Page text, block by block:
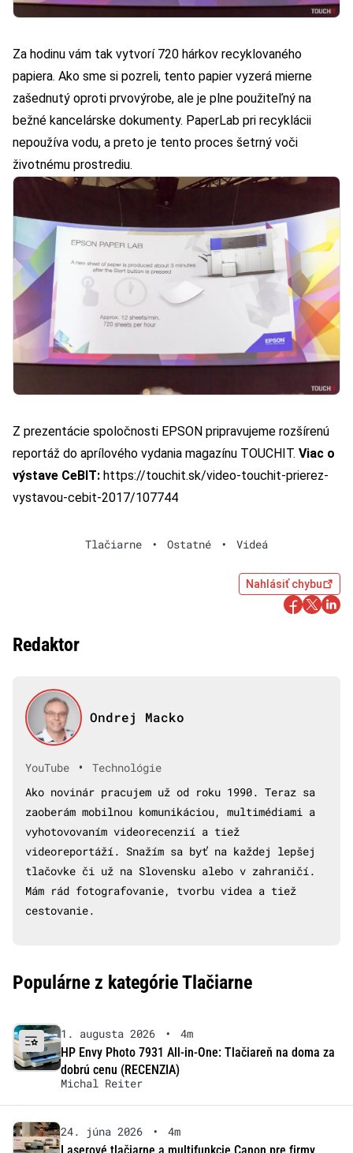
Za hodinu vám tak vytvorí 720 hárkov recyklovaného
papiera. Ako sme si pozreli, tento papier vyzerá mierne
zašednutý oproti prvovýrobe, ale je plne použiteľný na
bežné kancelárske dokumenty. PaperLab pri recyklácii
nepoužíva vodu, a preto je tento proces šetrný voči
životnému prostrediu.
Z prezentácie spoločnosti EPSON pripravujeme rozšírenú
reportáž do aprílového vydania magazínu TOUCHIT. Viac o
výstave CeBIT: https://touchit.sk/video-touchit-prierez-
vystavou-cebit-2017/107744
Tlačiarne • Ostatné • Videá
Nahlásiť chybu
Redaktor
Ondrej Macko
YouTube •
Technológie
Ako novinár pracujem už od roku 1990. Teraz sa
zaoberám mobilnou komunikáciou, multimédiami a
vyhotovovaním videorecenzií a tiež
videoreportáží. Snažím sa byť na každej lepšej
tlačovke či už na Slovensku alebo v zahraničí.
Mám rád fotografovanie, tvorbu videa a tiež
cestovanie.
Populárne z kategórie Tlačiarne
1. augusta 2026 •
4m
HP Envy Photo 7931 All-in-One: Tlačiareň na doma za
dobrú cenu (RECENZIA)
Michal Reiter
24. júna 2026 •
4m